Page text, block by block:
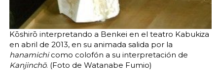
Kōshirō interpretando a Benkei en el teatro Kabukiza
en abril de 2013, en su animada salida por la
hanamichicomo colofón a su interpretación de
Kanjinchō. (Foto de Watanabe Fumio)